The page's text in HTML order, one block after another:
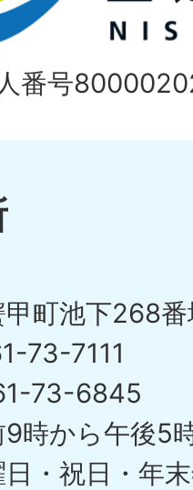
番号
町池下268
73-7111
73-6845
時から午後5
日・祝日・年